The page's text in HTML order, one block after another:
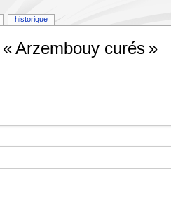
Arzembouy curés »
historique